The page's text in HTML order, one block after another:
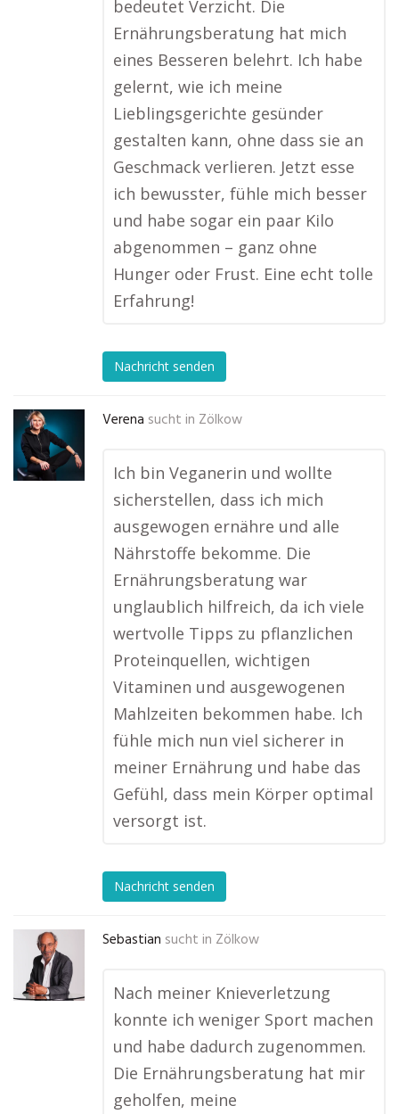
bedeutet Verzicht. Die
Ernährungsberatung hat mich
eines Besseren belehrt. Ich habe
gelernt, wie ich meine
Lieblingsgerichte gesünder
gestalten kann, ohne dass sie an
Geschmack verlieren. Jetzt esse
ich bewusster, fühle mich besser
und habe sogar ein paar Kilo
abgenommen – ganz ohne
Hunger oder Frust. Eine echt tolle
Erfahrung!
Nachricht senden
Verena sucht in Zölkow
Ich bin Veganerin und wollte
sicherstellen, dass ich mich
ausgewogen ernähre und alle
Nährstoffe bekomme. Die
Ernährungsberatung war
unglaublich hilfreich, da ich viele
wertvolle Tipps zu pflanzlichen
Proteinquellen, wichtigen
Vitaminen und ausgewogenen
Mahlzeiten bekommen habe. Ich
fühle mich nun viel sicherer in
meiner Ernährung und habe das
Gefühl, dass mein Körper optimal
versorgt ist.
Nachricht senden
Sebastian sucht in Zölkow
Nach meiner Knieverletzung
konnte ich weniger Sport machen
und habe dadurch zugenommen.
Die Ernährungsberatung hat mir
geholfen, meine